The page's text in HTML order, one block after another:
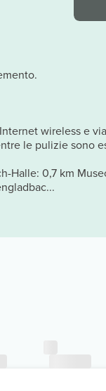
wireless e
le pulizie sono
Halle: 0,7 km